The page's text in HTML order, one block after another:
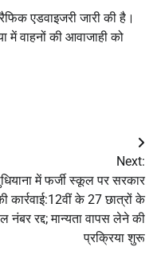
एडवाइजरी जारी की है।
में वाहनों की आवाजाही को
Next:
में फर्जी स्कूल पर सरकार
कार्रवाई:12वीं के 27 छात्रों के
नंबर रद्द; मान्यता वापस लेने की
प्रक्रिया शुरू